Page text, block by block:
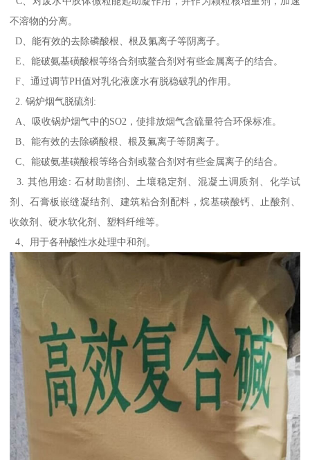
不溶物的分离。
D、能有效的去除磷酸根、根及氟离子等阴离子。
E、能破氨基磺酸根等络合剂或鳌合剂对有些金属离子的结合。
F、通过调节PH值对乳化液废水有脱稳破乳的作用。
2. 锅炉烟气脱硫剂:
A、吸收锅炉烟气中的SO2，使排放烟气含硫量符合环保标准。
B、能有效的去除磷酸根、根及氟离子等阴离子。
C、能破氨基磺酸根等络合剂或鳌合剂对有些金属离子的结合。
3. 其他用途: 石材助割剂、土壤稳定剂、混凝土调质剂、化学试
剂、石膏板嵌缝凝结剂、建筑粘合剂配料，烷基磺酸钙、止酸剂、
收敛剂、硬水软化剂、塑料纤维等。
4、用于各种酸性水处理中和剂。